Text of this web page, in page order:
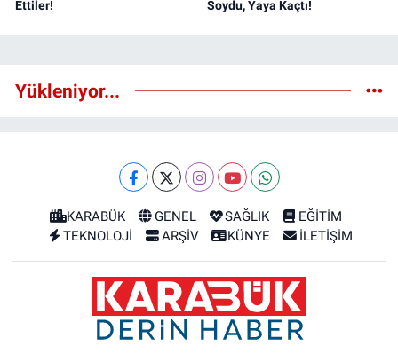
Ettiler!
Soydu, Yaya Kaçtı!
Yükleniyor...
KARABÜK GENEL SAĞLIK
EĞİTİM
TEKNOLOJİ
ARŞİV KÜNYE İLETİŞİM